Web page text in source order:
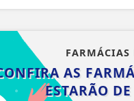
FARMÁCIAS
AS
ESTARÃO